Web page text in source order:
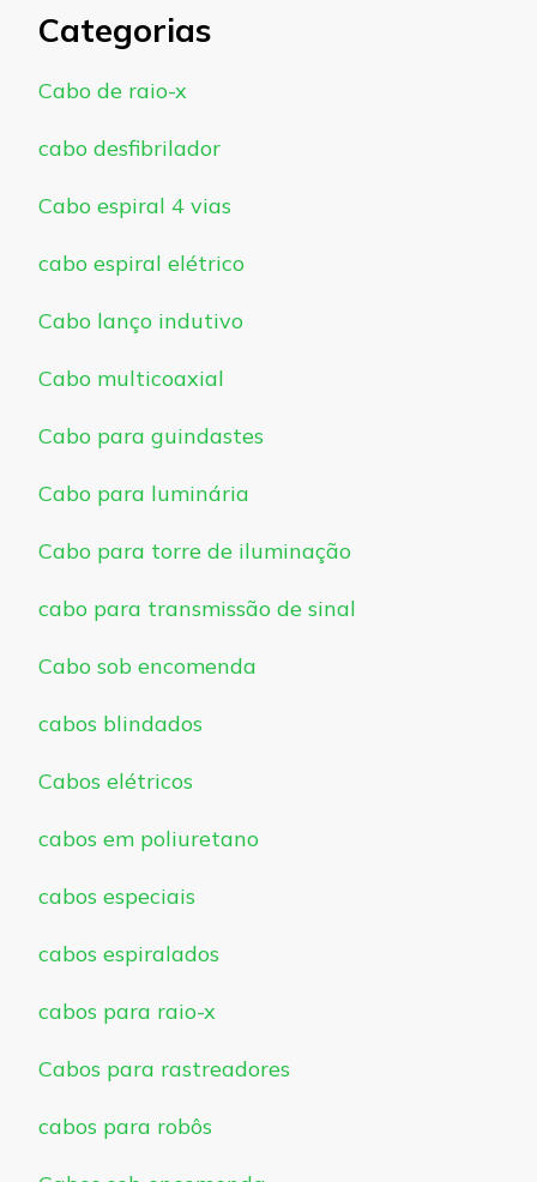
Categorias
Cabo de raio-x
cabo desfibrilador
Cabo espiral 4 vias
cabo espiral elétrico
Cabo lanço indutivo
Cabo multicoaxial
Cabo para guindastes
Cabo para luminária
Cabo para torre de iluminação
cabo para transmissão de sinal
Cabo sob encomenda
cabos blindados
Cabos elétricos
cabos em poliuretano
cabos especiais
cabos espiralados
cabos para raio-x
Cabos para rastreadores
cabos para robôs